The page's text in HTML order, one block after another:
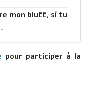
mon bluff, si tu
pour participer à la